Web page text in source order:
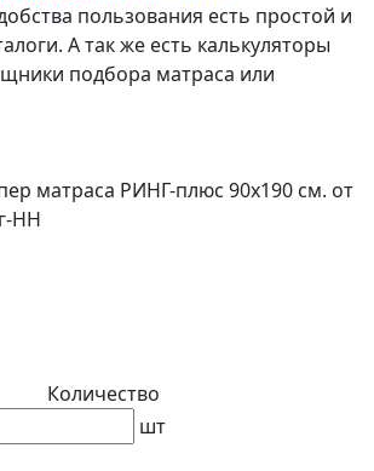
пользования есть простой и
А так же есть калькуляторы
подбора матраса или
Количество
шт